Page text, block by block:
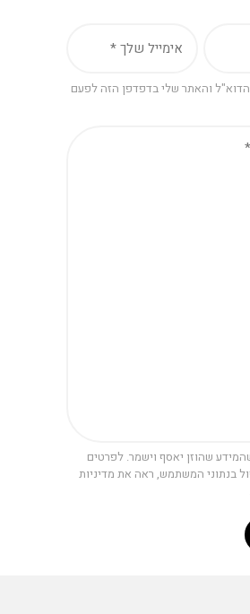
והאתר שלי בדפדפן הזה לפעם
שהוזן יאסף וישמר. לפרטים
בנתוני המשתמש, ראה את מדיניות